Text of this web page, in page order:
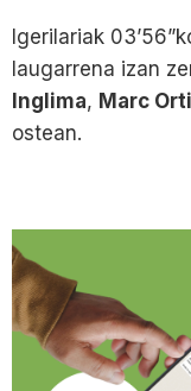
Igerilariak
laugarrena izan
Inglima, Marc
ostean.